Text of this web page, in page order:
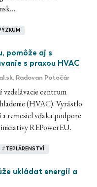
pomôže aj s
s praxou HVAC
, Radovan Potočár
vzdelávacie centrum
(HVAC). Vyrástlo
remesiel vďaka podpore
REPowerEU.
#TEPLÁRENSTVÍ
ukládat energii a